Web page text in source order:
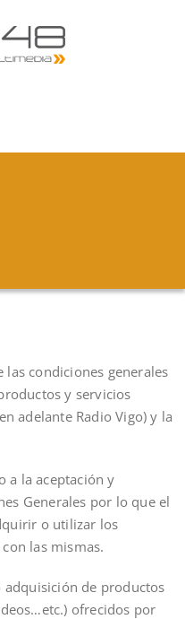
NAVIGATION
las condiciones generales
y servicios
adelante Radio Vigo) y la
a la aceptación y
Generales por lo que el
o utilizar los
las mismas.
adquisición de productos
ofrecidos por